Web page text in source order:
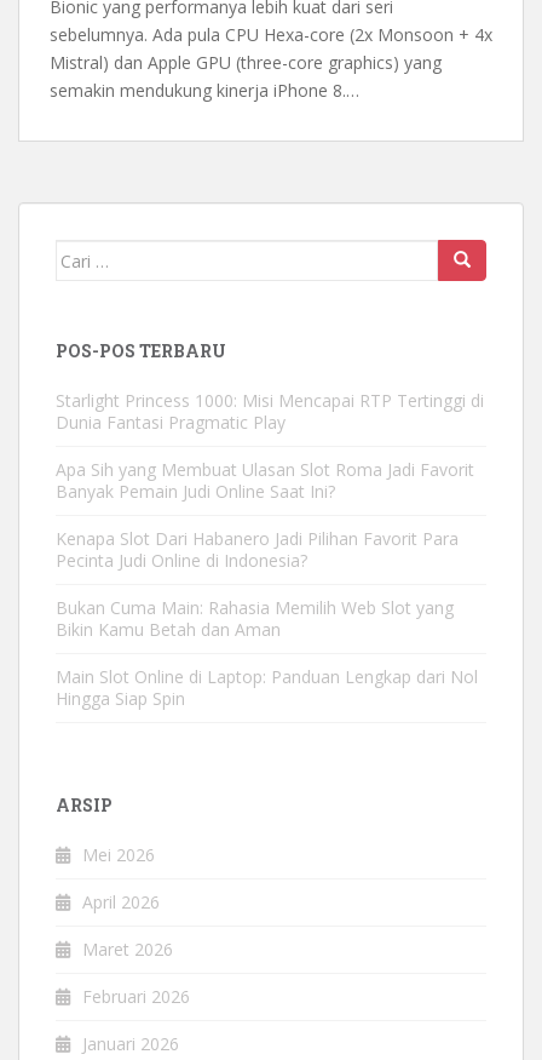
Bionic yang performanya lebih kuat dari seri
sebelumnya. Ada pula CPU Hexa-core (2x Monsoon + 4x
Mistral) dan Apple GPU (three-core graphics) yang
semakin mendukung kinerja iPhone 8.…
Mencari:
POS-POS TERBARU
Starlight Princess 1000: Misi Mencapai RTP Tertinggi di
Dunia Fantasi Pragmatic Play
Apa Sih yang Membuat Ulasan Slot Roma Jadi Favorit
Banyak Pemain Judi Online Saat Ini?
Kenapa Slot Dari Habanero Jadi Pilihan Favorit Para
Pecinta Judi Online di Indonesia?
Bukan Cuma Main: Rahasia Memilih Web Slot yang
Bikin Kamu Betah dan Aman
Main Slot Online di Laptop: Panduan Lengkap dari Nol
Hingga Siap Spin
ARSIP
Mei 2026
April 2026
Maret 2026
Februari 2026
Januari 2026